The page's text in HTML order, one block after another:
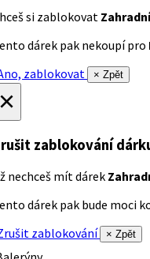
si zablokovat
dárek pak nekoupí pro
zablokovat
× Zpět
zablokování
nechceš mít dárek
dárek pak bude moci
zablokování
× Zpět